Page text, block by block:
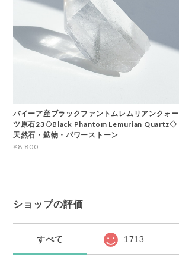
バイーア産ブラックファントムレムリアンクォー
ツ原石23◇Black Phantom Lemurian Quartz◇
天然石・鉱物・パワーストーン
¥8,800
ショップの評価
すべて 1713